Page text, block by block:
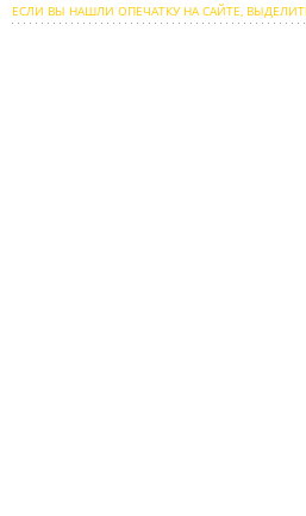
ЕСЛИ ВЫ НАШЛИ ОПЕЧАТКУ НА САЙТЕ,